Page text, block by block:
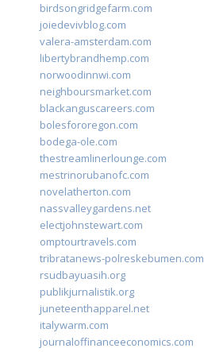
birdsongridgefarm.com
joiedevivblog.com
valera-amsterdam.com
libertybrandhemp.com
norwoodinnwi.com
neighboursmarket.com
blackanguscareers.com
bolesfororegon.com
bodega-ole.com
thestreamlinerlounge.com
mestrinorubanofc.com
novelatherton.com
nassvalleygardens.net
electjohnstewart.com
omptourtravels.com
tribratanews-polreskebumen.com
rsudbayuasih.org
publikjurnalistik.org
juneteenthapparel.net
italywarm.com
journaloffinanceeconomics.com